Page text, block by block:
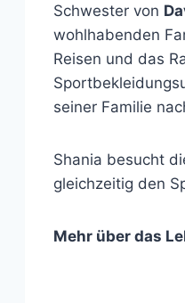
Schwester von
wohlhabenden
Reisen und das
seiner Familie
Shania besucht
gleichzeitig den
Mehr über das